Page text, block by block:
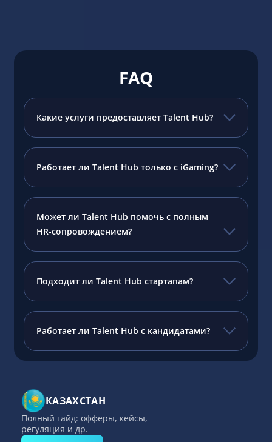
FAQ
Какие услуги предоставляет Talent Hub?
Работает ли Talent Hub только с iGaming?
Может ли Talent Hub помочь с полным
HR-сопровождением?
Подходит ли Talent Hub стартапам?
Работает ли Talent Hub с кандидатами?
КАЗАХСТАН
Полный гайд: офферы, кейсы,
регуляция и др.